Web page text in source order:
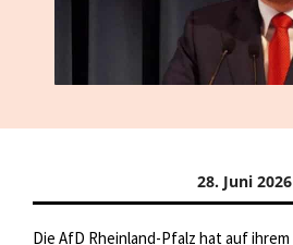
28. Juni 2026
Die AfD Rheinland-Pfalz hat auf